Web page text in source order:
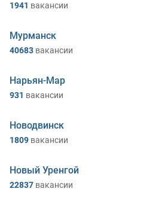
1941 вакансии
Мурманск
40683 вакансии
Нарьян-Мар
931 вакансии
Новодвинск
1809 вакансии
Новый Уренгой
22837 вакансии